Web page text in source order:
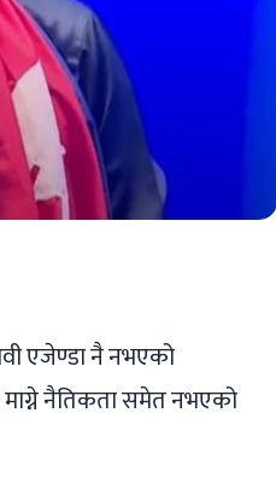
एजेण्डा नै नभएको
नैतिकता समेत नभएको